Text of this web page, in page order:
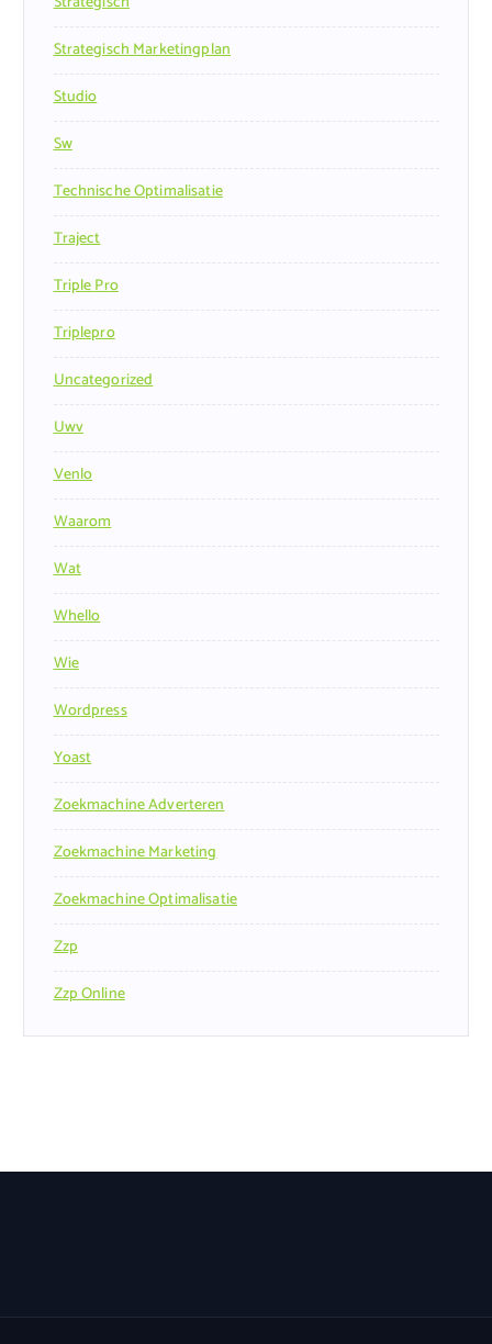
Strategisch Marketingplan
Studio
Sw
Technische Optimalisatie
Traject
Triple Pro
Triplepro
Uncategorized
Uwv
Venlo
Waarom
Wat
Whello
Wie
Wordpress
Yoast
Zoekmachine Adverteren
Zoekmachine Marketing
Zoekmachine Optimalisatie
Zzp
Zzp Online